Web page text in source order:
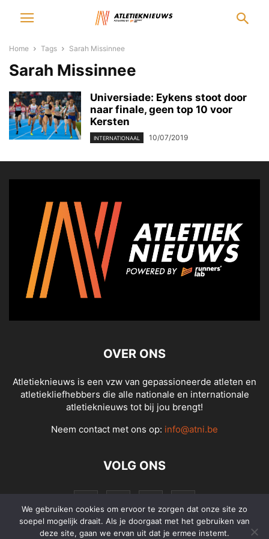
Home Tags Sarah Missinnee
Sarah Missinnee
Universiade: Eykens stoot door
naar finale, geen top 10 voor
Kersten
INTERNATIONAAL 10/07/2019
OVER ONS
Atletieknieuws is een vzw van gepassioneerde atleten en
atletiekliefhebbers die alle nationale en internationale
atletieknieuws tot bij jou brengt!
Neem contact met ons op: info@atni.be
VOLG ONS
We gebruiken cookies om ervoor te zorgen dat onze site zo
soepel mogelijk draait. Als je doorgaat met het gebruiken van
deze site, gaan we ervan uit dat je ermee instemt.